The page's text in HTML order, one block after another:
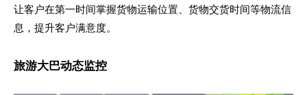
让客户在第一时间掌握货物运输位置、货物交货时间等物流信
息，提升客户满意度。
旅游大巴动态监控